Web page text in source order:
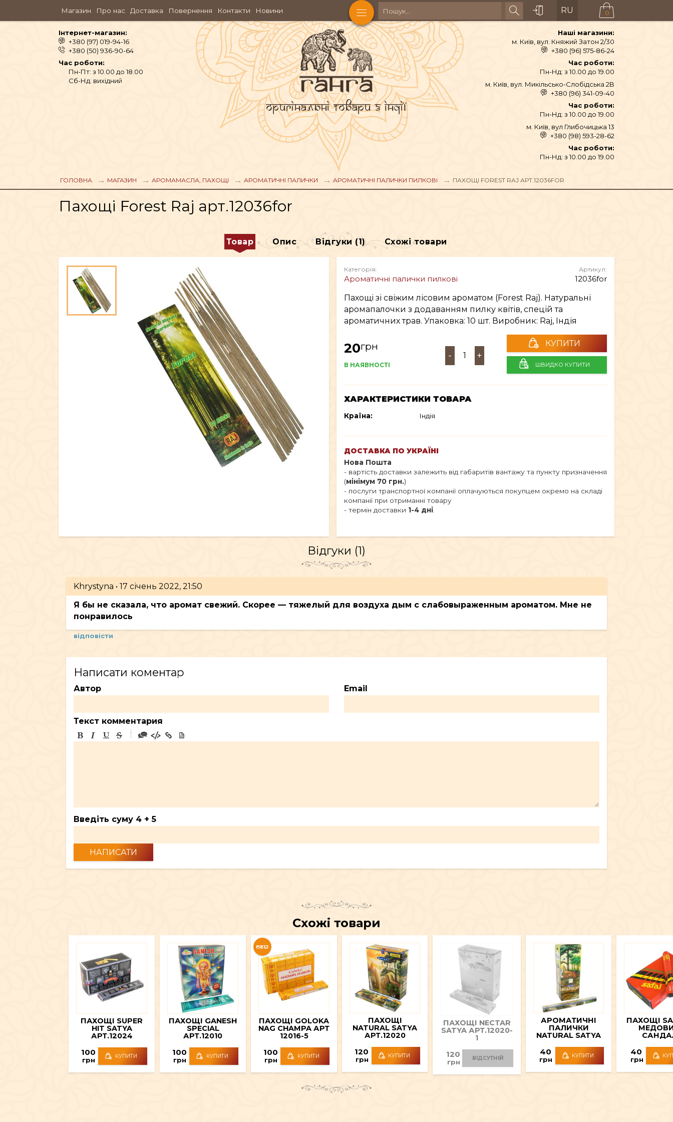
Магазин Про нас Доставка Повернення Контакти Новини RU 0
Інтернет-магазин:
+380 (97) 019-94-16
+380 (50) 936-90-64
Час роботи:
Пн-Пт: з 10.00 до 18.00
Сб-Нд: вихідний
Оригінальні товари з Індії
Наші магазини:
м. Київ, вул. Княжий Затон 2/30
+380 (96) 575-86-24
Час роботи:
Пн-Нд: з 10.00 до 19.00
м. Київ, вул. Микільсько-Слобідська 2B
+380 (96) 341-09-40
Час роботи:
Пн-Нд: з 10.00 до 19.00
м. Київ, вул Глибочицька 13
+380 (98) 593-28-62
Час роботи:
Пн-Нд: з 10.00 до 19.00
АКСЕСУАРИ
ПОСУД ДЕКОР МЕБЛІ
ЕКСКЛЮЗИВ ВСЕ ДЛЯ КУРІННЯ
ГОЛОВНА МАГАЗИН АРОМАМАСЛА, ПАХОЩІ АРОМАТИЧНІ ПАЛИЧКИ АРОМАТИЧНІ ПАЛИЧКИ ПИЛКОВІ ПАХОЩІ FOREST RAJ АРТ.12036FOR
Пахощі Forest Raj арт.12036for
Товар Опис Відгуки (1) Схожі товари
Категорія:
Ароматичні палички пилкові
Артикул:
12036for
Пахощі зі свіжим лісовим ароматом (Forest Raj). Натуральні
аромапалочки з додаванням пилку квітів, спецій та
ароматичних трав. Упаковка: 10 шт. Виробник: Raj, Індія
20грн
В НАЯВНОСТІ
- +
КУПИТИ
ШВИДКО КУПИТИ
ХАРАКТЕРИСТИКИ ТОВАРА
Країна: Індія
ДОСТАВКА ПО УКРАЇНІ
Нова Пошта
- вартість доставки залежить від габаритів вантажу та пункту призначення
(мінімум 70 грн.)
- послуги транспортної компанії оплачуються покупцем окремо на складі
компанії при отриманні товару
- термін доставки 1-4 дні
Відгуки (1)
Khrystyna • 17 січень 2022, 21:50
Я бы не сказала, что аромат свежий. Скорее — тяжелый для воздуха дым с слабовыраженным ароматом. Мне не
понравилось
відповісти
Написати коментар
Автор Email
Текст комментария
-
-
-
Введіть суму 4 + 5
Схожі товари
ПАХОЩІ SUPER
HIT SATYA
АРТ.12024
100
грн КУПИТИ
ПАХОЩІ GANESH
SPECIAL
АРТ.12010
100
грн КУПИТИ
NEW
ПАХОЩІ GOLOKA
NAG CHAMPA АРТ
12016-5
100
грн КУПИТИ
ПАХОЩІ
NATURAL SATYA
АРТ.12020
120
грн КУПИТИ
ПАХОЩІ NECTAR
SATYA АРТ.12020-
1
120
грн ВІДСУТНІЙ
АРОМАТИЧНІ
ПАЛИЧКИ
NATURAL SATYA
40
грн КУПИТИ
ПАХОЩІ
40
грн